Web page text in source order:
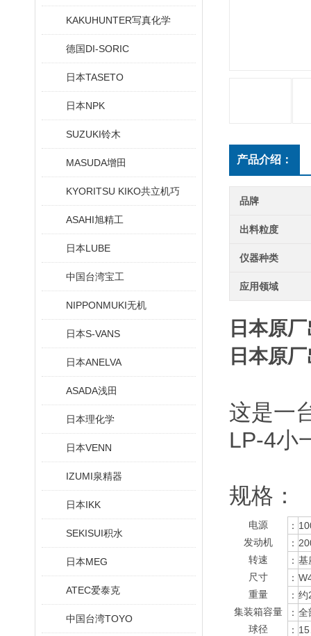
KAKUHUNTER写真化学
德国DI-SORIC
日本TASETO
日本NPK
SUZUKI铃木
MASUDA增田
KYORITSU KIKO共立机巧
ASAHI旭精工
日本LUBE
中国台湾宝工
NIPPONMUKI无机
日本S-VANS
日本ANELVA
ASADA浅田
日本理化学
日本VENN
IZUMI泉精器
日本IKK
SEKISUI积水
日本MEG
ATEC爱泰克
中国台湾TOYO
产品介绍：
品牌
出料粒度
仪器种类
应用领域
日本原
日本原
这是一
LP-4小
规格：
电源 ：
发动机
：
转速
： 基
尺寸
：
重量
： 约
集装箱容量
： 全
球径
：